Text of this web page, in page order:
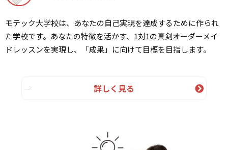
モテック大学校は、あなたの自己実現を達成するために作られ
た学校です。あなたの特徴を活かす、1対1の真剣オーダーメイ
ドレッスンを実現し、「成果」に向けて目標を目指します。
詳しく見る